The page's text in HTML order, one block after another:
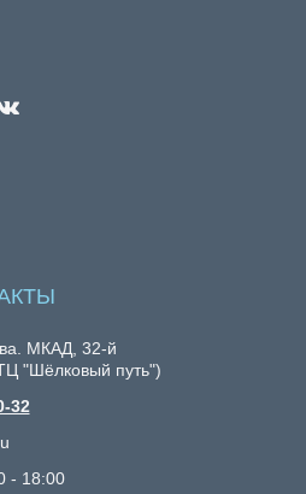
МКАД, 32-й
"Шёлковый путь")
32
- 18:00